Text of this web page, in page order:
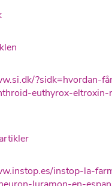
?sidk=hvordan-
euthyrox-eltroxin-
instop-la-